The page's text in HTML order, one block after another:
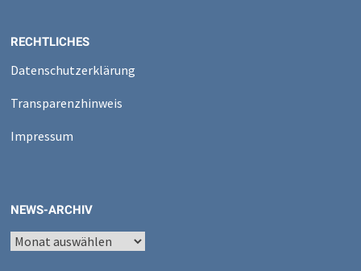
RECHTLICHES
Datenschutzerklärung
Transparenzhinweis
Impressum
NEWS-ARCHIV
News-
Archiv